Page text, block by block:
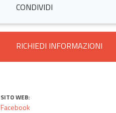
CONDIVIDI
RICHIEDI INFORMAZIONI
SITO WEB:
Facebook